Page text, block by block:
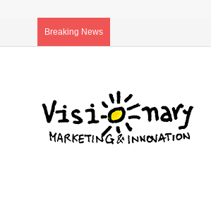
Breaking News